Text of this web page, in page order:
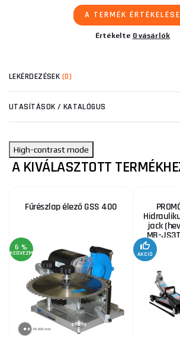
A TERMÉK ÉRTÉKELÉSE
Értékelte 0 vásárlók
LEKÉRDEZÉSEK (0)
UTASÍTÁSOK / KATALÓGUS
High-contrast mode
A KIVÁLASZTOTT
Fűrészlap élező GSS 400
6 %
KEDVEZMÉNY
jack
MB-
AKCIÓ